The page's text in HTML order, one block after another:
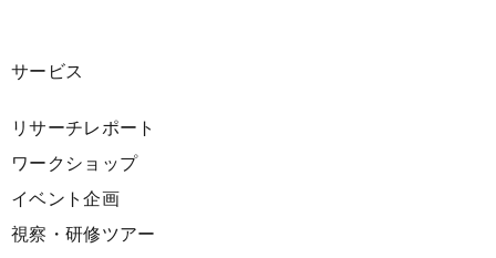
サービス
リサーチレポート
ワークショップ
イベント企画
視察・研修ツアー